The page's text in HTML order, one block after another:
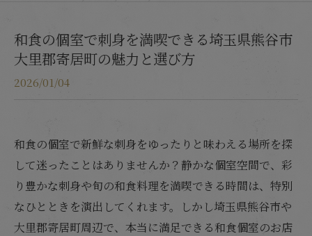
和食の個室で刺身を満喫できる埼玉県熊谷市
大里郡寄居町の魅力と選び方
2026/01/04
和食の個室で新鮮な刺身をゆったりと味わえる場所を探
して迷ったことはありませんか？静かな個室空間で、彩
り豊かな刺身や旬の和食料理を満喫できる時間は、特別
なひとときを演出してくれます。しかし埼玉県熊谷市や
大里郡寄居町周辺で、本当に満足できる和食個室のお店